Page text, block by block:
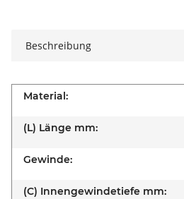
Beschreibung
Material:
(L) Länge mm:
Gewinde:
(C) Innengewindetiefe mm: